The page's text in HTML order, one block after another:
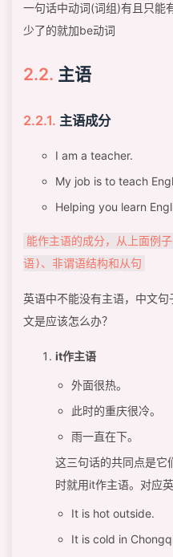
一句话中动词(词组)有且只能
少了的就加be动词
主语
主语成分
I am a teacher.
My job is to teach
Helping you learn
能作主语的成分，从上面例
语)、非谓语结构和从句
英语中不能没有主语，中文
文是应该怎么办？
it作主语
外面很热。
此时的重庆很冷。
雨一直在下。
这三句话的共同点是它
时就用it作主语。对应英
It is hot outside.
It is cold in